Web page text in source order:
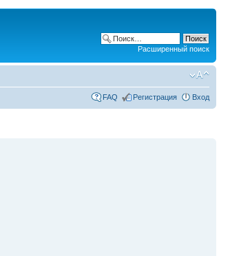
Расширенный поиск
FAQ Регистрация Вход